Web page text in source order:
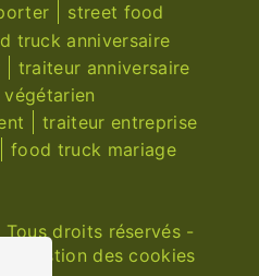
street food
truck anniversaire
traiteur anniversaire
traiteur entreprise
food truck mariage
droits réservés -
Gestion des cookies